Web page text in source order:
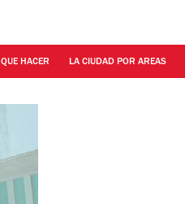
QUE HACER LA CIUDAD POR AREAS